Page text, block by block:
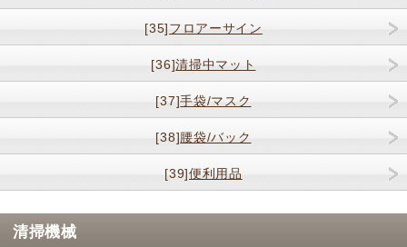
[35]フロアーサイン
[36]清掃中マット
[37]手袋/マスク
[38]腰袋/バック
[39]便利用品
清掃機械